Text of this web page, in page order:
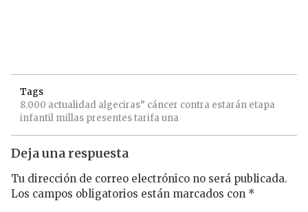
Tags
8.000 actualidad algeciras” cáncer contra estarán etapa
infantil millas presentestarifa una
Deja una respuesta
Tu dirección de correo electrónico no será publicada.
Los campos obligatorios están marcados con *